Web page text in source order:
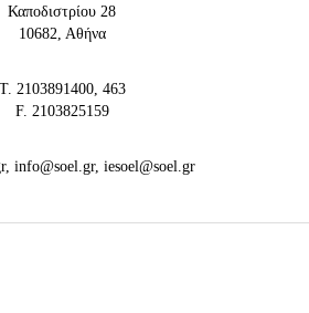
Καποδιστρίου 28
10682, Αθήνα
Τ. 2103891400, 463
F. 2103825159
info@soel.gr, iesoel@soel.gr